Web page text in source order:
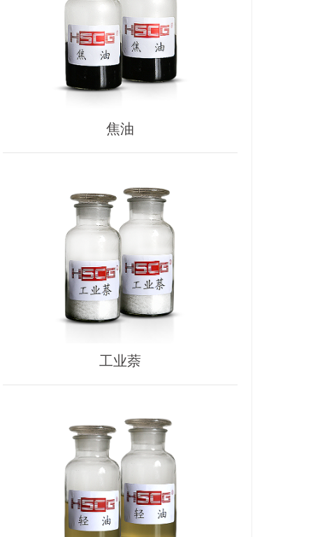
水、垃圾分类等。节能降碳创新：倡导和支持绿色
科技、环保产品的发展和应用。让我们手拉手，共
同努力，让节能降碳成为每个人的行动，让低碳环
保的理念落地生根。我们相信，只要我们每个人都
为节能降碳贡献一份力量，我们就能共同创造一个
更加美好、绿色低碳的未来!
调，集团将以这次技能大赛为契机，持续深化员工
队伍建设改革，通过常态化开展岗位练兵、技术比
武等活动，为顺成集团高质量发展培育更多高技能
人才。项目名次姓名单位仪表组第1名杨现军顺成
仪表组第2名程晓顺成仪表组第3名韩云燕顺成电工
组第3名牛庆军顺成焊工组第2名董星顺成铲车组第
名马国辉顺成铲车组第3名焦俊伟顺成化验组第1名
的职工朋友们致以诚挚的问候！（铜冶镇工会主席
李爱民讲话）（殷都区总工会党组书记、主席马建
军讲话）（安阳市总工会党组成员、副主席赵亚飞
宣布安阳市新型化工产业集群技能竞赛暨第十届“同
兴杯”职工技能大赛开始!）铜冶镇工会主席李爱民
首先讲话，随后殷都区人大常委会副主任、区总工
河南顺成集团举行安阳市新型化工产业集群技能竞
赛的举办表示热烈祝贺，向一直关心和支持工会各
项工作的市总领导、铜冶镇党政领导表示衷心的感
谢，向精心筹备此次技能竞赛的河南顺成集团的领
导和职工表示感谢，向踊跃参与竞赛的广大职工朋
友们致以崇高的敬意和诚挚的问候！安阳市总工会
党组成员、副主席赵亚飞宣布安阳市新型化工产业
集群技能竞赛暨第十届“同兴杯”职工技能大赛开
始! 据了解，本次技能大赛共设置仪表、电工、焊
工、铲车、化验等5个竞赛项目，吸引全区四个企
成就未来" "赛场上的每一滴汗水，都是浇灌企业明
新、促进企业发展的重要举措。近年来，随着安阳
市新型化工产业集群的不断发展和技术的不断革
新，对职工的技能水平提出了更高的要求。因此，
举办这次技能大赛，旨在激发广大职工的学习热
情，提升大家的业务能力和综合素质，为企业的持
续健康发展注入新的活力和动力。 在本次技能大赛
中，我们将看到来自各个岗位的职工们，以饱满的
焦油
工业萘